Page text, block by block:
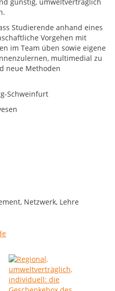
Studierende anhand eines
Vorgehen mit
im Team üben sowie eigene
multimedial zu
neue Methoden
Schweinfurt
Netzwerk, Lehre